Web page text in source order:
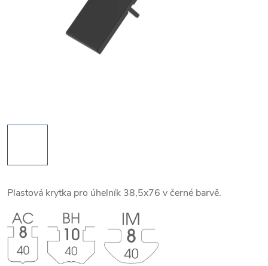
Plastová krytka pro úhelník 38,5x76 v černé barvě.